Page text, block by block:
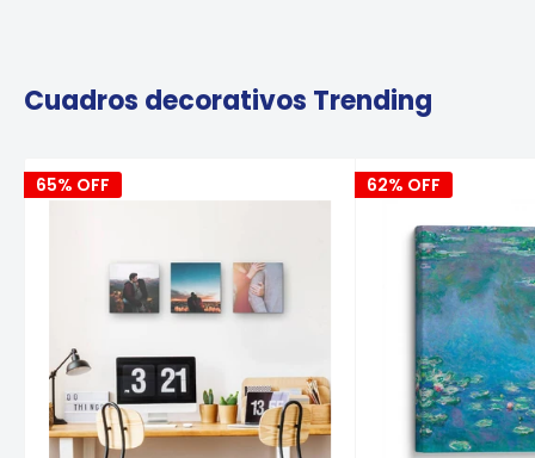
Cuadros decorativos Trending
65% OFF 62% OFF